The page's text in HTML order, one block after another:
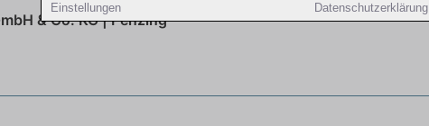
Einstellungen Datenschutzerklärung
& Co. KG | Penzing